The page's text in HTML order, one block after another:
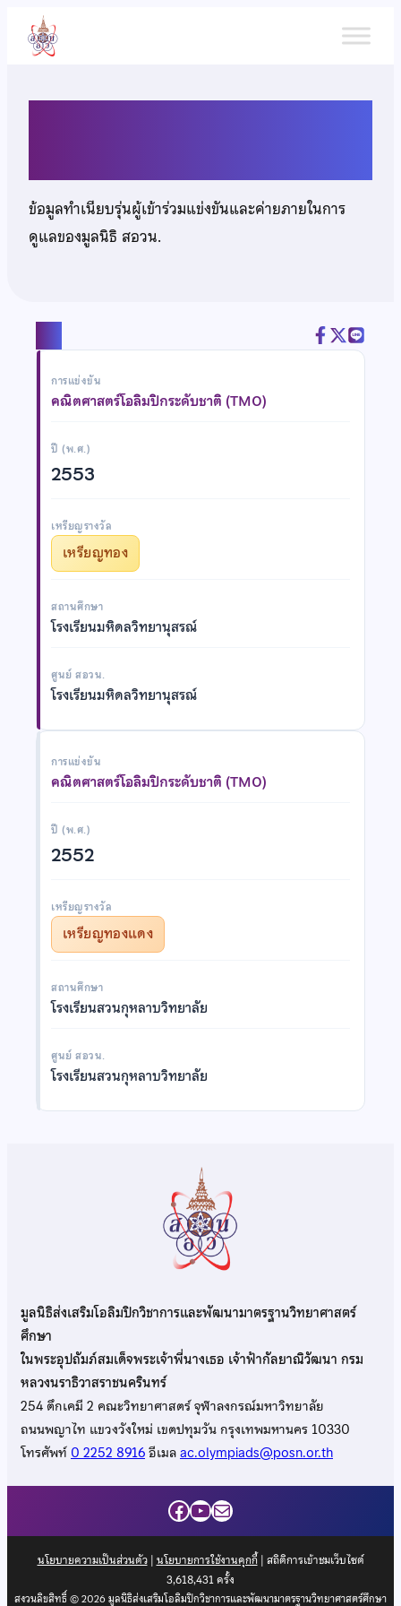
เนื้อหา
ข้อมูลทำเนียบรุ่นผู้เข้าร่วมแข่งขันและค่ายภายในการ
ดูแลของมูลนิธิ สอวน.
การแข่งขัน
คณิตศาสตร์โอลิมปิกระดับชาติ (TMO)
ปี (พ.ศ.)
2553
เหรียญรางวัล
เหรียญทอง
สถานศึกษา
โรงเรียนมหิดลวิทยานุสรณ์
ศูนย์ สอวน.
โรงเรียนมหิดลวิทยานุสรณ์
การแข่งขัน
คณิตศาสตร์โอลิมปิกระดับชาติ (TMO)
ปี (พ.ศ.)
2552
เหรียญรางวัล
เหรียญทองแดง
สถานศึกษา
โรงเรียนสวนกุหลาบวิทยาลัย
ศูนย์ สอวน.
โรงเรียนสวนกุหลาบวิทยาลัย
มูลนิธิส่งเสริมโอลิมปิกวิชาการและพัฒนามาตรฐานวิทยาศาสตร์
ศึกษา
ในพระอุปถัมภ์สมเด็จพระเจ้าพี่นางเธอ เจ้าฟ้ากัลยาณิวัฒนา กรม
หลวงนราธิวาสราชนครินทร์
254 ตึกเคมี 2 คณะวิทยาศาสตร์ จุฬาลงกรณ์มหาวิทยาลัย
ถนนพญาไท แขวงวังใหม่ เขตปทุมวัน กรุงเทพมหานคร 10330
โทรศัพท์0 2252 8916อีเมลac.olympiads@posn.or.th
Facebook
YouTube
Mail
นโยบายความเป็นส่วนตัว| นโยบายการใช้งานคุกกี้| สถิติการเข้าชมเว็บไซต์
3,618,431ครั้ง
สงวนลิขสิทธิ์ © 2026 มูลนิธิส่งเสริมโอลิมปิกวิชาการและพัฒนามาตรฐานวิทยาศาสตร์ศึกษา